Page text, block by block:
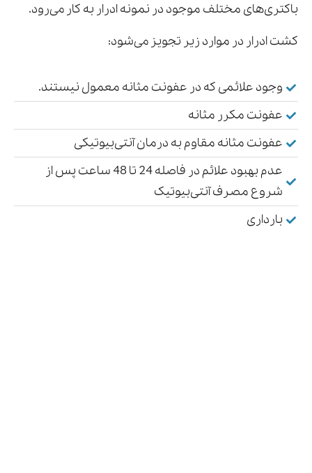
باکتری‌های مختلف موجود در نمونه ادرار به کار می‌رود.
کشت ادرار در موارد زیر تجویز می‌شود:
وجود علائمی که در عفونت مثانه معمول نیستند.
عفونت مکرر مثانه
عفونت مثانه مقاوم به درمان آنتی‌بیوتیکی
عدم بهبود علائم در فاصله 24 تا 48 ساعت پس از
شروع مصرف آنتی‌بیوتیک
بارداری